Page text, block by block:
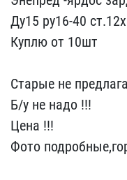
Ду15 ру16-40
Куплю от 10шт
Ста​рые не
Б​/у не надо !!!
Цена !!! ​
Фото